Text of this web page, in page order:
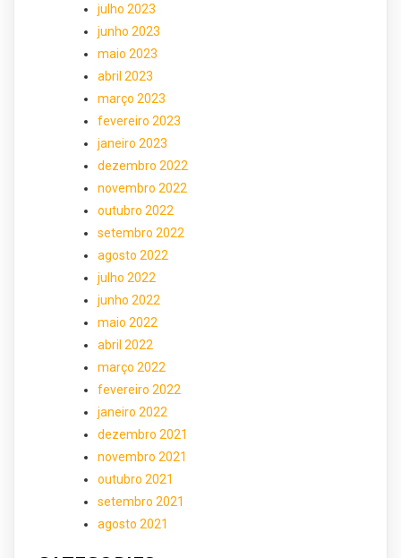
julho 2023
junho 2023
maio 2023
abril 2023
março 2023
fevereiro 2023
janeiro 2023
dezembro 2022
novembro 2022
outubro 2022
setembro 2022
agosto 2022
julho 2022
junho 2022
maio 2022
abril 2022
março 2022
fevereiro 2022
janeiro 2022
dezembro 2021
novembro 2021
outubro 2021
setembro 2021
agosto 2021